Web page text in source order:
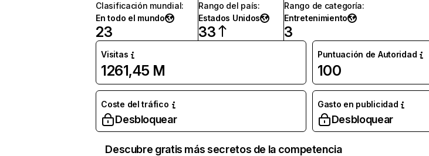
Clasificación mundial:
En todo el mundo
23
Rango del país:
Estados Unidos
33
Rango de categoría:
Entretenimiento
3
Visitas
1261,45 M
Puntuación de Autoridad
100
Coste del tráfico
Desbloquear
Gasto en publicidad
Desbloquear
Descubre gratis más secretos de la competencia